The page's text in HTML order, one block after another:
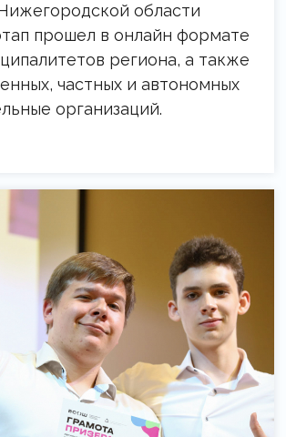
области
прошел в онлайн формате
региона, а также
частных и автономных
организаций.